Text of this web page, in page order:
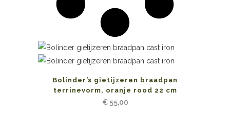
Bolinder’s gietijzeren braadpan
terrinevorm, oranje rood 22 cm
€55,00